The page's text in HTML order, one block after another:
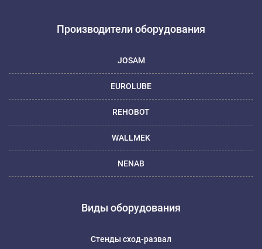
Производители оборудования
JOSAM
EUROLUBE
REHOBOT
WALLMEK
NENAB
Виды оборудования
Стенды сход-развал